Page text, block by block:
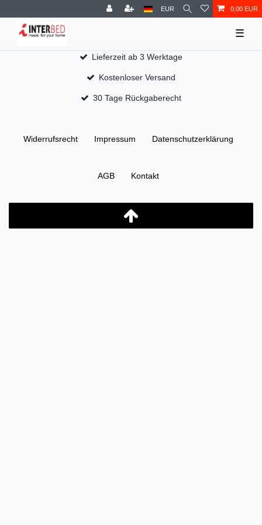
EUR 0,00 EUR
☰
Lieferzeit ab 3 Werktage
Kostenloser Versand
30 Tage Rückgaberecht
Widerrufs­recht Impressum Daten­schutz­erklärung
AGB Kontakt